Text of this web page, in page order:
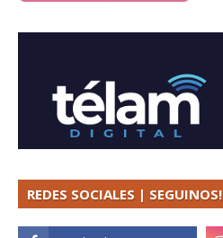
REDES SOCIALES | SEGUINOS!